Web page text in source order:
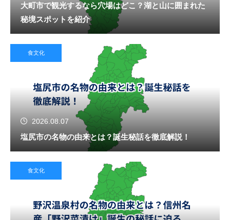
大町市で観光するなら穴場はどこ？湖と山に囲まれた
秘境スポットを紹介
食文化
2026.08.07
塩尻市の名物の由来とは？誕生秘話を徹底解説！
食文化